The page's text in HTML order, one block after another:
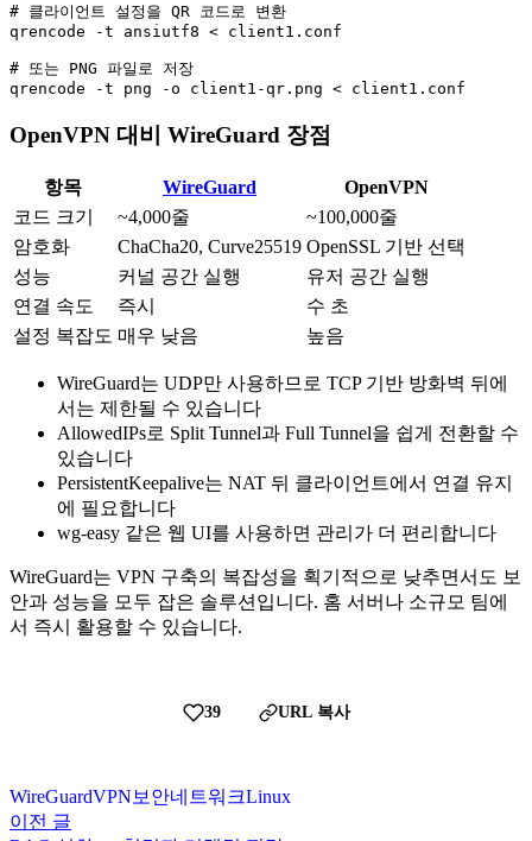
# 클라이언트 설정을 QR 코드로 변환
qrencode -t ansiutf8 < client1.conf
# 또는 PNG 파일로 저장
qrencode -t png -o client1-qr.png < client1.conf
OpenVPN 대비 WireGuard 장점
항목 WireGuard
OpenVPN
코드 크기
~4,000줄
~100,000줄
암호화
ChaCha20, Curve25519 OpenSSL 기반 선택
성능
커널 공간 실행
유저 공간 실행
연결 속도
즉시
수 초
설정 복잡도 매우 낮음 높음
WireGuard는 UDP만 사용하므로 TCP 기반 방화벽 뒤에
서는 제한될 수 있습니다
AllowedIPs로 Split Tunnel과 Full Tunnel을 쉽게 전환할 수
있습니다
PersistentKeepalive는 NAT 뒤 클라이언트에서 연결 유지
에 필요합니다
wg-easy 같은 웹 UI를 사용하면 관리가 더 편리합니다
WireGuard는 VPN 구축의 복잡성을 획기적으로 낮추면서도 보
안과 성능을 모두 잡은 솔루션입니다. 홈 서버나 소규모 팀에
서 즉시 활용할 수 있습니다.
39 URL 복사
WireGuardVPN 보안네트워크Linux
이전 글